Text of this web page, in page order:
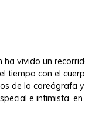
ha vivido un
tiempo con el
de la coreógrafa
e intimista,